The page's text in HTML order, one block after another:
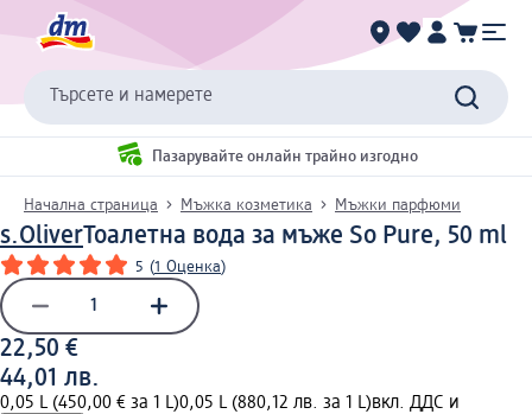
Търсете и намерете
Пазарувайте онлайн трайно изгодно
Начална страница Мъжка козметика Мъжки парфюми
s.OliverТоалетна вода за мъже So Pure, 50 ml
5 (1 Оценка)
22,50 €
44,01 лв.
0,05 L (450,00 € за 1 L)0,05 L (880,12 лв. за 1 L)вкл. ДДС и